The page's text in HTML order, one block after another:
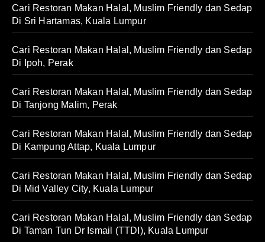
Cari Restoran Makan Halal, Muslim Friendly dan Sedap
Di Sri Hartamas, Kuala Lumpur
Cari Restoran Makan Halal, Muslim Friendly dan Sedap
Di Ipoh, Perak
Cari Restoran Makan Halal, Muslim Friendly dan Sedap
Di Tanjong Malim, Perak
Cari Restoran Makan Halal, Muslim Friendly dan Sedap
Di Kampung Attap, Kuala Lumpur
Cari Restoran Makan Halal, Muslim Friendly dan Sedap
Di Mid Valley City, Kuala Lumpur
Cari Restoran Makan Halal, Muslim Friendly dan Sedap
Di Taman Tun Dr Ismail (TTDI), Kuala Lumpur